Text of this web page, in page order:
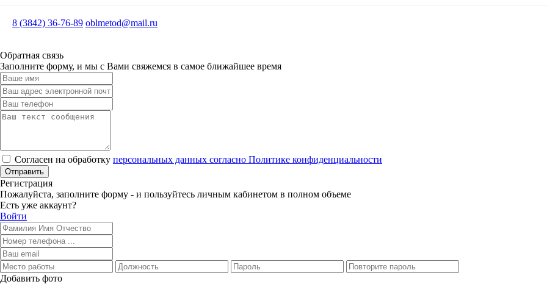
8 (3842) 36-76-89 oblmetod@mail.ru
Обратная связь
Заполните форму, и мы с Вами свяжемся в самое ближайшее время
Согласен на обработку персональных данных согласно Политике конфиденциальности
Отправить
Регистрация
Пожалуйста, заполните форму - и пользуйтесь личным кабинетом в полном объеме
Есть уже аккаунт?
Войти
Добавить фото